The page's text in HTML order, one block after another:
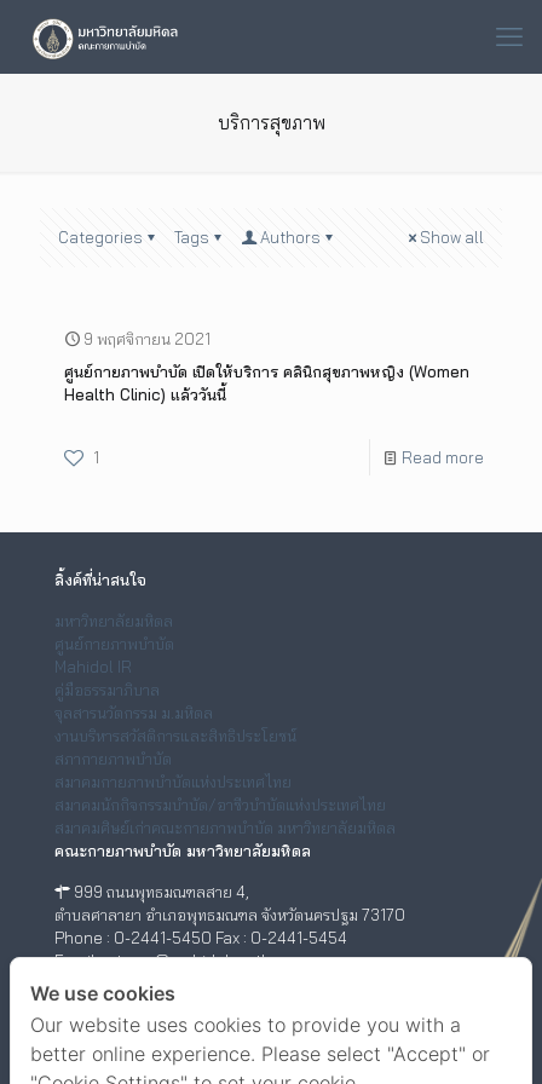
บริการสุขภาพ
Categories Tags Authors Show all
9 พฤศจิกายน 2021
ศูนย์กายภาพบำบัด เปิดให้บริการ คลินิกสุขภาพหญิง (Women
Health Clinic) แล้ววันนี้
1 Read more
ลิ้งค์ที่น่าสนใจ
มหาวิทยาลัยมหิดล
ศูนย์กายภาพบำบัด
Mahidol IR
คู่มือธรรมาภิบาล
จุลสารนวัตกรรม ม.มหิดล
งานบริหารสวัสดิการและสิทธิประโยชน์
สภากายภาพบำบัด
สมาคมกายภาพบำบัดแห่งประเทศไทย
สมาคมนักกิจกรรมบำบัด/อาชีวบำบัดแห่งประเทศไทย
สมาคมศิษย์เก่าคณะกายภาพบำบัด มหาวิทยาลัยมหิดล
คณะกายภาพบำบัด มหาวิทยาลัยมหิดล
999 ถนนพุทธมณฑลสาย 4,
ตำบลศาลายา อำเภอพุทธมณฑล จังหวัดนครปฐม 73170
Phone : 0-2441-5450 Fax : 0-2441-5454
Email : ptwww@mahidol.ac.th
ศูนย์กายภาพบำบัด (เชิงสะพานสมเด็จพระปิ่นเกล้า)
198/2 ถนนสมเด็จพระปิ่นเกล้า,
แขวงบางยี่ขัน เขตบางพลัด กรุงเทพฯ 10700
Phone : 0-63-520-5151
We use cookies
Our website uses cookies to provide you with a
better online experience. Please select "Accept" or